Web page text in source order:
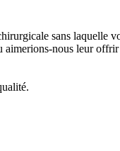
sans laquelle
aimerions-nous leur